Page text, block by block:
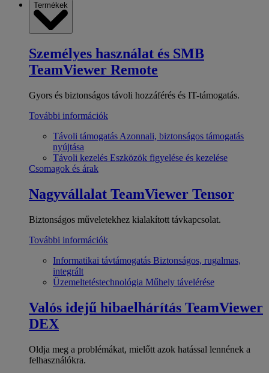
Termékek
Személyes használat és SMB
TeamViewer Remote
Gyors és biztonságos távoli hozzáférés és IT-támogatás.
További információk
Távoli támogatás Azonnali, biztonságos támogatás
nyújtása
Távoli kezelés Eszközök figyelése és kezelése
Csomagok és árak
Nagyvállalat TeamViewer Tensor
Biztonságos műveletekhez kialakított távkapcsolat.
További információk
Informatikai távtámogatás Biztonságos, rugalmas,
integrált
Üzemeltetéstechnológia Műhely távelérése
Valós idejű hibaelhárítás TeamViewer
DEX
Oldja meg a problémákat, mielőtt azok hatással lennének a
felhasználókra.